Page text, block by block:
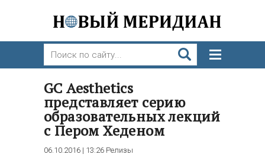
GC Aesthetics
представляет серию
образовательных лекций
с Пером Хеденом
06.10.2016 | 13:26 Релизы